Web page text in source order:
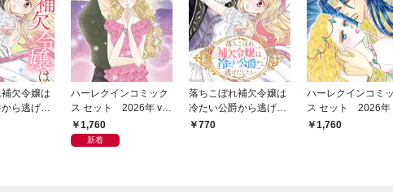
欠令嬢は
ら逃げだ
ハーレクインコミック
ス セット 2026年 vo
l.1069
1,760
新着
落ちこぼれ補欠令嬢は
冷たい公爵から逃げだ
したい【電子単行本】
770
ハーレクインコミ
ス セット 2026年
l.909
1,760